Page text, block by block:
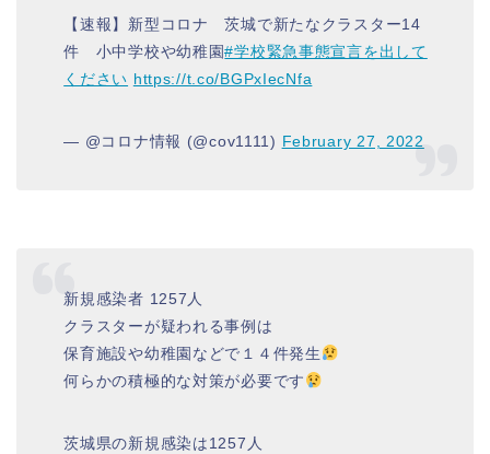
【速報】新型コロナ 茨城で新たなクラスター14
件 小中学校や幼稚園#学校緊急事態宣言を出して
ください https://t.co/BGPxIecNfa
— @コロナ情報 (@cov1111) February 27, 2022
新規感染者 1257人
クラスターが疑われる事例は
保育施設や幼稚園などで１４件発生
何らかの積極的な対策が必要です
茨城県の新規感染は1257人